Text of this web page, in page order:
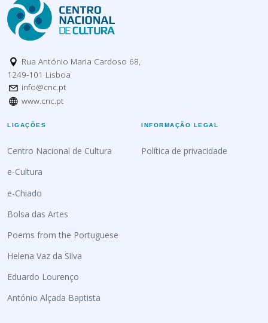
Rua António Maria Cardoso 68,
1249-101 Lisboa
info@cnc.pt
www.cnc.pt
LIGAÇÕES
Centro Nacional de Cultura
e-Cultura
e-Chiado
Bolsa das Artes
Poems from the Portuguese
Helena Vaz da Silva
Eduardo Lourenço
António Alçada Baptista
INFORMAÇÃO LEGAL
Política de privacidade